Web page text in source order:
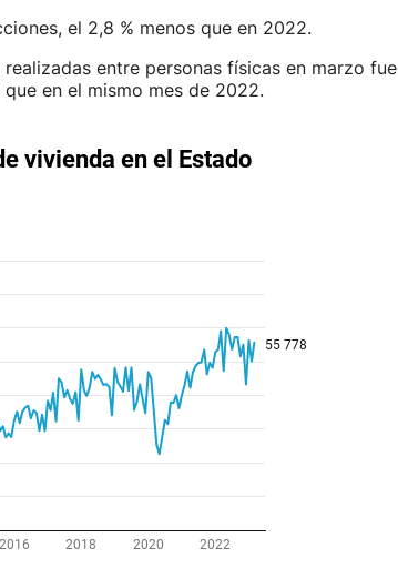
el 2,8 % menos que en 2022.
entre personas físicas en marzo fue
en el mismo mes de 2022.